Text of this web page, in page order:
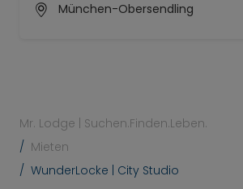
München-Obersendling
Mr. Lodge | Suchen.Finden.Leben.
Mieten
WunderLocke | City Studio